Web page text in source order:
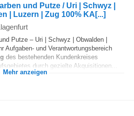
und Putze / Uri | Schwyz |
| Luzern | Zug 100% KA[...]
Putze – Uri | Schwyz | Obwalden |
Aufgaben- und Verantwortungsbereich
des bestehenden Kundenkreises
durch gezielte Akquisitionen...
Mehr anzeigen